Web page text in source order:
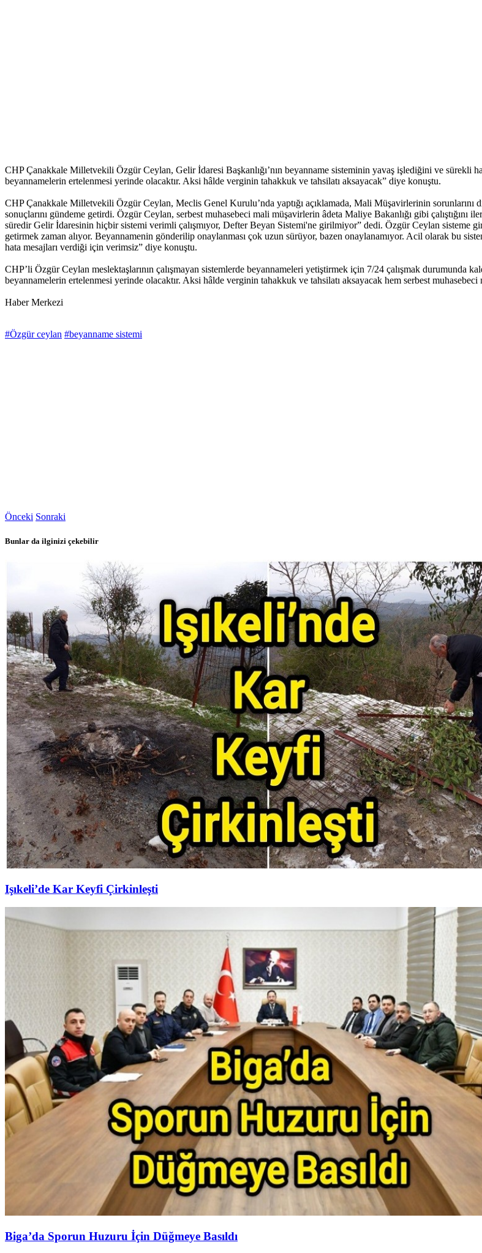
CHP Çanakkale Milletvekili Özgür Ceylan, Gelir İdaresi Başkanlığı’nın beyanname sisteminin yavaş işlediğini ve
beyannamelerin ertelenmesi yerinde olacaktır. Aksi hâlde verginin tahakkuk ve tahsilatı aksayacak” diye konuştu.
CHP Çanakkale Milletvekili Özgür Ceylan, Meclis Genel Kurulu’nda yaptığı açıklamada, Mali Müşavirlerinin sorunlarını
sonuçlarını gündeme getirdi. Özgür Ceylan, serbest muhasebeci mali müşavirlerin âdeta Maliye Bakanlığı gibi
süredir Gelir İdaresinin hiçbir sistemi verimli çalışmıyor, Defter Beyan Sistemi'ne girilmiyor” dedi. Özgür Ceylan sisteme
getirmek zaman alıyor. Beyannamenin gönderilip onaylanması çok uzun sürüyor, bazen onaylanamıyor. Acil olarak bu
hata mesajları verdiği için verimsiz” diye konuştu.
CHP’li Özgür Ceylan meslektaşlarının çalışmayan sistemlerde beyannameleri yetiştirmek için 7/24 çalışmak durumunda
beyannamelerin ertelenmesi yerinde olacaktır. Aksi hâlde verginin tahakkuk ve tahsilatı aksayacak hem serbest
Haber Merkezi
#Özgür ceylan #beyanname sistemi
Önceki Sonraki
Bunlar da ilginizi çekebilir
Işıkeli’de Kar Keyfi Çirkinleşti
Biga’da Sporun Huzuru İçin Düğmeye Basıldı